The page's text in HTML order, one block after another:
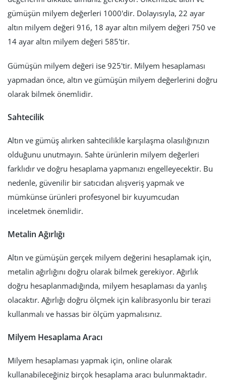
gümüşün milyem değerleri 1000'dir. Dolayısıyla, 22 ayar
altın milyem değeri 916, 18 ayar altın milyem değeri 750 ve
14 ayar altın milyem değeri 585'tir.
Gümüşün milyem değeri ise 925'tir. Milyem hesaplaması
yapmadan önce, altın ve gümüşün milyem değerlerini doğru
olarak bilmek önemlidir.
Sahtecilik
Altın ve gümüş alırken sahtecilikle karşılaşma olasılığınızın
olduğunu unutmayın. Sahte ürünlerin milyem değerleri
farklıdır ve doğru hesaplama yapmanızı engelleyecektir. Bu
nedenle, güvenilir bir satıcıdan alışveriş yapmak ve
mümkünse ürünleri profesyonel bir kuyumcudan
inceletmek önemlidir.
Metalin Ağırlığı
Altın ve gümüşün gerçek milyem değerini hesaplamak için,
metalin ağırlığını doğru olarak bilmek gerekiyor. Ağırlık
doğru hesaplanmadığında, milyem hesaplaması da yanlış
olacaktır. Ağırlığı doğru ölçmek için kalibrasyonlu bir terazi
kullanmalı ve hassas bir ölçüm yapmalısınız.
Milyem Hesaplama Aracı
Milyem hesaplaması yapmak için, online olarak
kullanabileceğiniz birçok hesaplama aracı bulunmaktadır.